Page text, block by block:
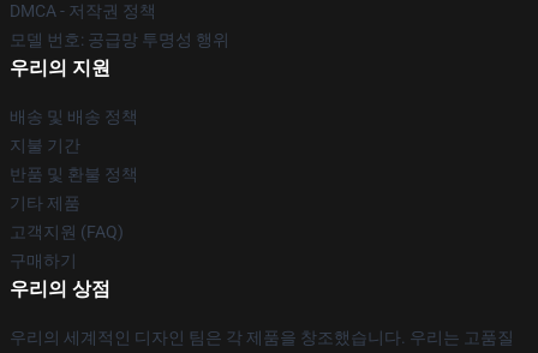
DMCA - 저작권 정책
모델 번호: 공급망 투명성 행위
우리의 지원
배송 및 배송 정책
지불 기간
반품 및 환불 정책
기타 제품
고객지원 (FAQ)
구매하기
우리의 상점
우리의 세계적인 디자인 팀은 각 제품을 창조했습니다. 우리는 고품질